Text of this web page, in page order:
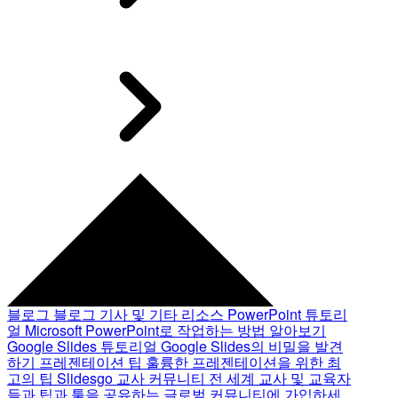
블로그 블로그 기사 및 기타 리소스 PowerPoint 튜토리
얼 Microsoft PowerPoint로 작업하는 방법 알아보기
Google Slides 튜토리얼 Google Slides의 비밀을 발견
하기 프레젠테이션 팁 훌륭한 프레젠테이션을 위한 최
고의 팁 Slidesgo 교사 커뮤니티 전 세계 교사 및 교육자